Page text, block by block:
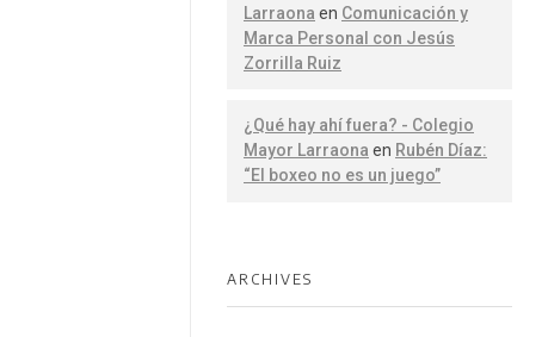
Larraona en Comunicación y
Marca Personal con Jesús
Zorrilla Ruiz
¿Qué hay ahí fuera? - Colegio
Mayor Larraona en Rubén Díaz:
“El boxeo no es un juego”
ARCHIVES